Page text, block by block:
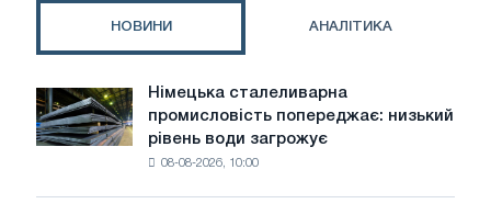
гранітних
мармурових
кар'єрах
Америці
НОВИНИ АНАЛІТИКА
Німецька
сталеливарна
промисловість
Німецька сталеливарна
промисловість попереджає: низький
рівень води загрожує
08-08-2026, 10:00